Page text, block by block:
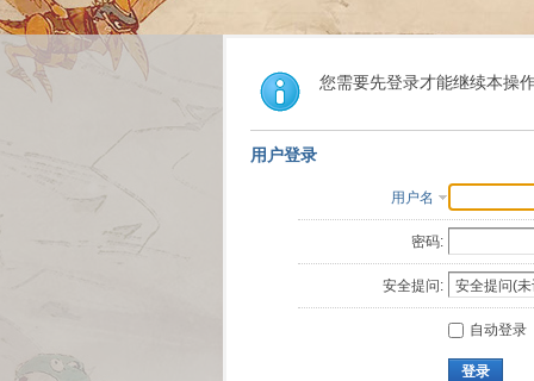
您需要先登录才能继续本操
用户登录
用户名
密码:
安全提问:
自动登录
登录